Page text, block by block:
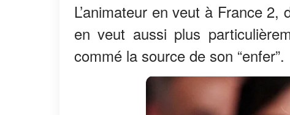
L’animateur en veut à France
en veut aussi plus
commé la source de son “enfer”.